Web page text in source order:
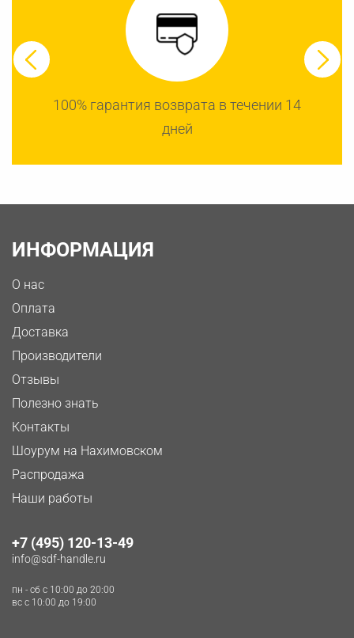
100% гарантия возврата в течении 14
дней
ИНФОРМАЦИЯ
О нас
Оплата
Доставка
Производители
Отзывы
Полезно знать
Контакты
Шоурум на Нахимовском
Распродажа
Наши работы
+7 (495) 120-13-49
info@sdf-handle.ru
пн - сб c 10:00 до 20:00
вс c 10:00 до 19:00